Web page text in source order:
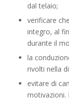
dal telaio;
verificare
integro, al
durante il
la
rivolti nella
evitare di
motivazioni.